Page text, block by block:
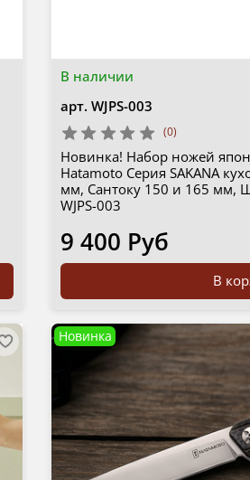
В наличии
арт. WJPS-003
(0)
Новинка! Набор ножей
Hatamoto Серия SAKANA
мм, Сантоку 150 и 165 мм,
WJPS-003
9 400 Руб
В
Новинка